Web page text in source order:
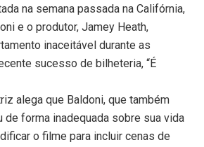
na semana passada na Califórnia,
e o produtor, Jamey Heath,
inaceitável durante as
sucesso de bilheteria, “É
alega que Baldoni, que também
de forma inadequada sobre sua vida
o filme para incluir cenas de